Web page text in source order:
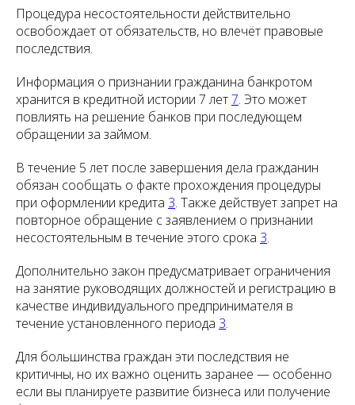
Процедура несостоятельности действительно
освобождает от обязательств, но влечёт правовые
последствия.
Информация о признании гражданина банкротом
хранится в кредитной истории 7 лет7. Это может
повлиять на решение банков при последующем
обращении за займом.
В течение 5 лет после завершения дела гражданин
обязан сообщать о факте прохождения процедуры
при оформлении кредита 3. Также действует запрет на
повторное обращение с заявлением о признании
несостоятельным в течение этого срока 3.
Дополнительно закон предусматривает ограничения
на занятие руководящих должностей и регистрацию в
качестве индивидуального предпринимателя в
течение установленного периода 3.
Для большинства граждан эти последствия не
критичны, но их важно оценить заранее — особенно
если вы планируете развитие бизнеса или получение